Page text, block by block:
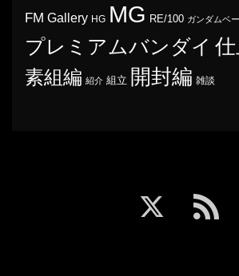
FM Gallery HG MG RE/100 ガンダムベ
プレミアムバンダイ
素組編 紹介 組立 開封編 雑談